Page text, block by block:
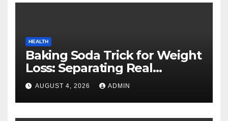
HEALTH
Baking Soda Trick for Weight
Loss: Separating Real
Benefits From Internet Hype
AUGUST 4, 2026 ADMIN